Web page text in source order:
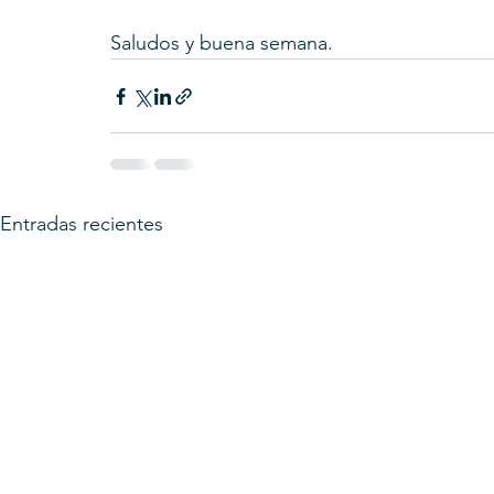
Saludos y buena semana.
Entradas recientes